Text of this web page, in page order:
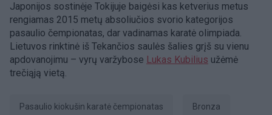
Japonijos sostinėje Tokijuje baigėsi kas ketverius metus
rengiamas 2015 metų absoliučios svorio kategorijos
pasaulio čempionatas, dar vadinamas karatė olimpiada.
Lietuvos rinktinė iš Tekančios saulės šalies grįš su vienu
apdovanojimu – vyrų varžybose Lukas Kubilius užėmė
trečiąją vietą.
pasaulio kiokušin karatė čempionatas bronza